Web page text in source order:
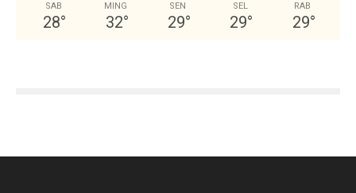
SAB
28°
MING
32°
SEN
29°
SEL
29°
RAB
29°